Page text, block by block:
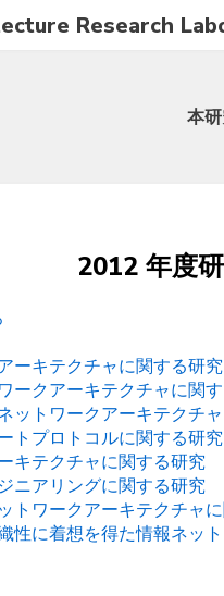
Research
本
2012 年度
ーキテクチャに関する研究
ークアーキテクチャに関
ットワークアーキテクチ
トプロトコルに関する研究
キテクチャに関する研究
ニアリングに関する研究
トワークアーキテクチャ
性に着想を得た情報ネッ